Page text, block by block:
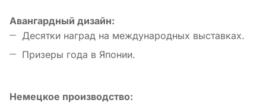
Авангардный дизайн:
Десятки наград на международных выставках.
Призеры года в Японии.
Немецкое производство: